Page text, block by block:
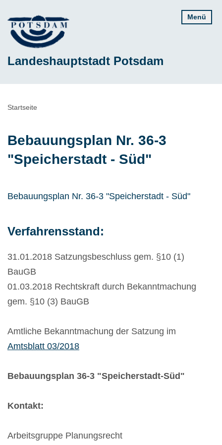
zum
Inhalt
Landeshauptstadt Potsdam
Menü
Pfadnavigation
Startseite
Bebauungsplan Nr. 36-3
"Speicherstadt - Süd"
Bebauungsplan Nr. 36-3 "Speicherstadt - Süd"
Verfahrensstand:
31.01.2018 Satzungsbeschluss gem. §10 (1)
BauGB
01.03.2018 Rechtskraft durch Bekanntmachung
gem. §10 (3) BauGB
Amtliche Bekanntmachung der Satzung im
Amtsblatt 03/2018
Bebauungsplan 36-3 "Speicherstadt-Süd"
Kontakt:
Arbeitsgruppe Planungsrecht